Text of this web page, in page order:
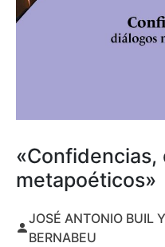
«Confidencias,
metapoéticos»
JOSÉ ANTONIO BUIL
BERNABEU